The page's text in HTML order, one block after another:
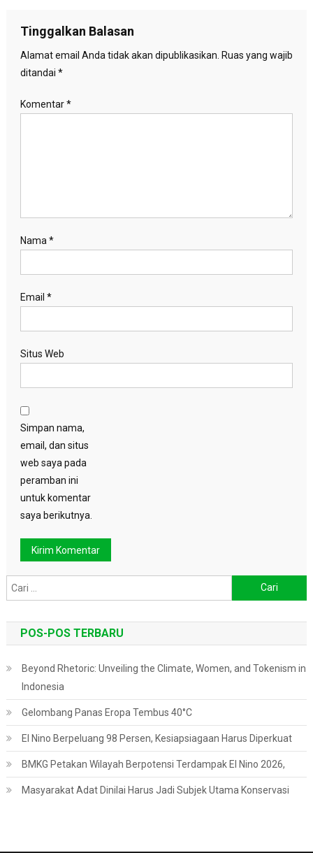
Tinggalkan Balasan
Alamat email Anda tidak akan dipublikasikan. Ruas yang wajib
ditandai *
Komentar*
Nama *
Email *
Situs Web
Simpan nama,
email, dan situs
web saya pada
peramban ini
untuk komentar
saya berikutnya.
untuk:
POS-POS TERBARU
Beyond Rhetoric: Unveiling the Climate, Women, and Tokenism in
Indonesia
Gelombang Panas Eropa Tembus 40°C
El Nino Berpeluang 98 Persen, Kesiapsiagaan Harus Diperkuat
BMKG Petakan Wilayah Berpotensi Terdampak El Nino 2026,
Masyarakat Adat Dinilai Harus Jadi Subjek Utama Konservasi